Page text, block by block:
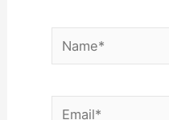
Name*
Email*